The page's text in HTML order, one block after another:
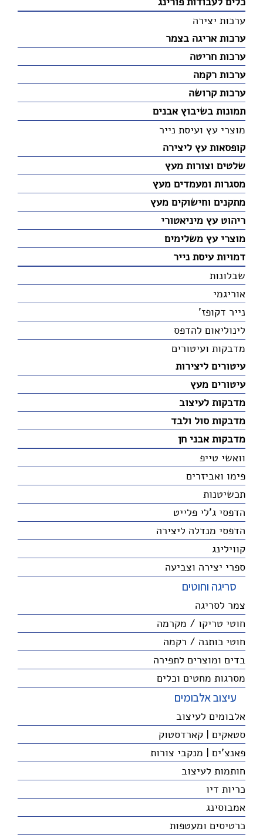
ערכות יצירה
ערכות אריגה בצמר
ערכות חריטה
ערכות רקמה
ערכות קרושה
תמונות בשיבוץ אבנים
מוצרי עץ ועיסת נייר
קופסאות עץ ליצירה
שלטים וצורות מעץ
מסגרות ומעמדים מעץ
מתקנים וחישוקים מעץ
ריהוט עץ מיניאטורי
מוצרי עץ משלימים
דמויות עיסת נייר
שבלונות
אוריגמי
נייר דקופז'
לינוליאום להדפס
מדבקות ועיטורים
עיטורים ליצירות
עיטורים מעץ
מדבקות לעיצוב
מדבקות סול ולבד
מדבקות אבני חן
וואשי טייפ
פימו ואביזרים
תכשיטנות
הדפסי ג'לי פלייט
הדפסי מנדלה ליצירה
קווילינג
ספרי יצירה וצביעה
סריגה וחוטים
צמר לסריגה
חוטי טריקו / מקרמה
חוטי כותנה / רקמה
בדים ומוצרים לתפירה
מסרגות מחטים וכלים
עיצוב אלבומים
אלבומים לעיצוב
סטאקים | קארדסטוק
פאנצ'ים | מנקבי צורות
חותמות לעיצוב
כריות דיו
אמבוסינג
כרטיסים ומעטפות